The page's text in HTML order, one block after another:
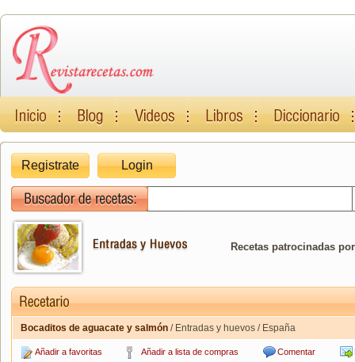
Registrate Login
Recetas patrocinadas
Bocaditos de aguacate y salmón / Entradas y huevos / España
Añadir a favoritas Añadir a lista de compras Comentar